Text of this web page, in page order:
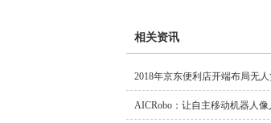
相关资讯
2018年京东便利店开端布局无
AICRobo：让自主移动机器人